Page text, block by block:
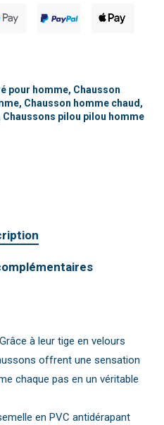
pour homme, Chausson
, Chausson homme chaud,
Chaussons pilou pilou homme
à leur tige en velours
offrent une sensation
chaque pas en un véritable
en PVC antidérapant